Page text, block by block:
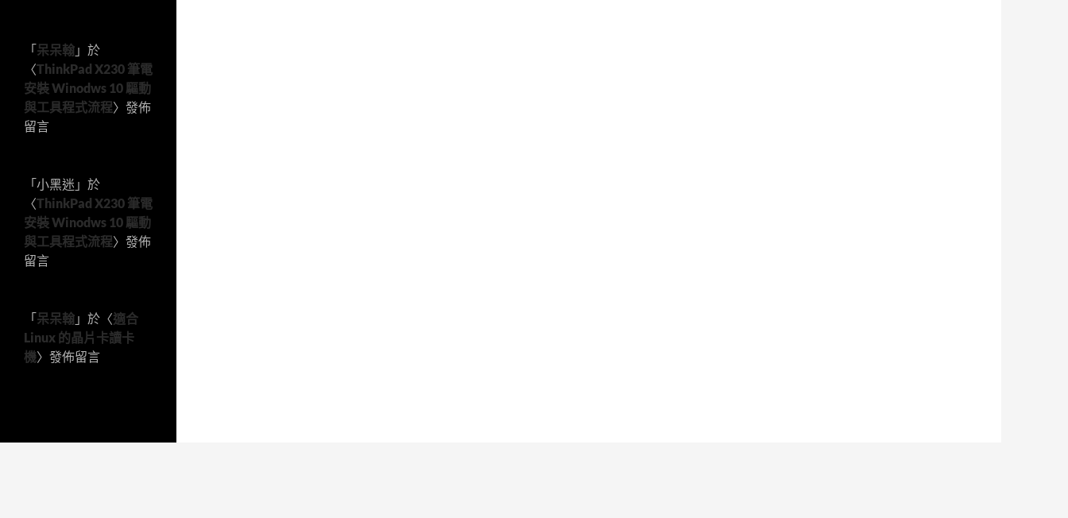
「呆呆翰 」於
〈ThinkPad X230 筆電
安裝 Winodws 10 驅動
與工具程式流程〉發佈
留言
「小黑迷 」於
〈ThinkPad X230 筆電
安裝 Winodws 10 驅動
與工具程式流程〉發佈
留言
「呆呆翰 」於〈適合
Linux 的晶片卡讀卡
機〉發佈留言